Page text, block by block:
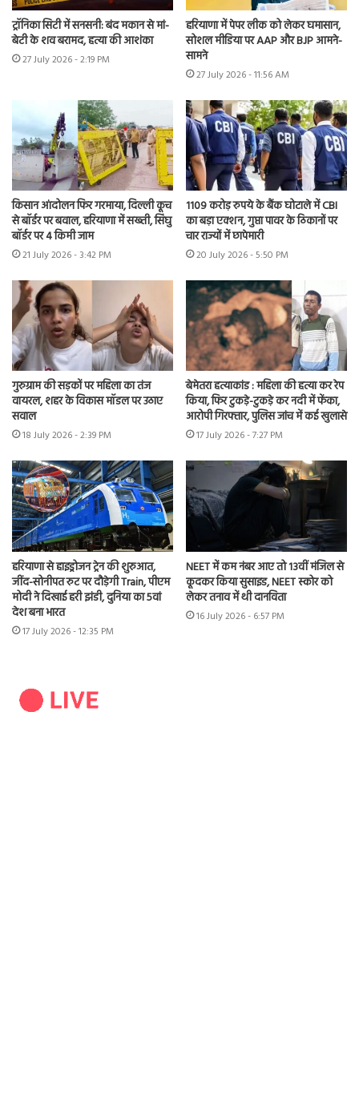
ट्रॉनिका सिटी में सनसनी: बंद मकान से मां-
बेटी के शव बरामद, हत्या की आशंका
27 July 2026 - 2:19 PM
हरियाणा में पेपर लीक को लेकर घमासान,
सोशल मीडिया पर AAP और BJP आमने-
सामने
27 July 2026 - 11:56 AM
किसान आंदोलन फिर गरमाया, दिल्ली कूच
से बॉर्डर पर बवाल, हरियाणा में सख्ती, सिंघु
बॉर्डर पर 4 किमी जाम
21 July 2026 - 3:42 PM
1109 करोड़ रुपये के बैंक घोटाले में CBI
का बड़ा एक्शन, गुप्ता पावर के ठिकानों पर
चार राज्यों में छापेमारी
20 July 2026 - 5:50 PM
गुरुग्राम की सड़कों पर महिला का तंज
वायरल, शहर के विकास मॉडल पर उठाए
सवाल
18 July 2026 - 2:39 PM
बेमेतरा हत्याकांड : महिला की हत्या कर रेप
किया, फिर टुकड़े-टुकड़े कर नदी में फेंका,
आरोपी गिरफ्तार, पुलिस जांच में कई खुलासे
17 July 2026 - 7:27 PM
हरियाणा से हाइड्रोजन ट्रेन की शुरुआत,
जींद-सोनीपत रुट पर दौड़ेगी Train, पीएम
मोदी ने दिखाई हरी झंडी, दुनिया का 5वां
देश बना भारत
17 July 2026 - 12:35 PM
NEET में कम नंबर आए तो 13वीं मंजिल से
कूदकर किया सुसाइड, NEET स्कोर को
लेकर तनाव में थी दानविता
16 July 2026 - 6:57 PM